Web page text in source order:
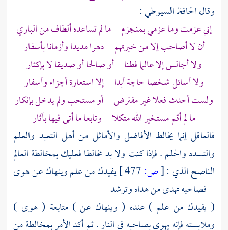
وقال الحافظالسيوطي:
إني عزمت وما عزمي بمنجزم ما لم تساعده ألطاف من الباري
أن لا أصاحب إلا من خبرتهم دهرا مديدا وأزمانا بأسفار
ولا أجالس إلا عالما فطنا أو صالحا أو صديقا لا بإكثار
ولا أسائل شخصا حاجة أبدا إلا استعارة أجزاء وأسفار
ولست أحدث فعلا غير مفترض أو مستحب ولم يدخل بإنكار
ما لم أقم مستخير الله متكلا وتابعا ما أتى فيها بآثار
فالعاقل إنما يخالط الأفاضل والأماثل من أهل التعبد والعلم
والتسدد والحلم . فإذا كنت ولا بد مخالطا فعليك بمخالطة العالم
الناصح الذي :[ص:
يفيدك من علم وينهاك عن هوى
فصاحبه تهدى من هداه وترشد
( يفيدك من علم ) عنده ( وينهاك عن ) متابعة ( هوى )
وملابسته فإنه يهوي بصاحبه في النار . ثم أكد الأمر بمخالطة من